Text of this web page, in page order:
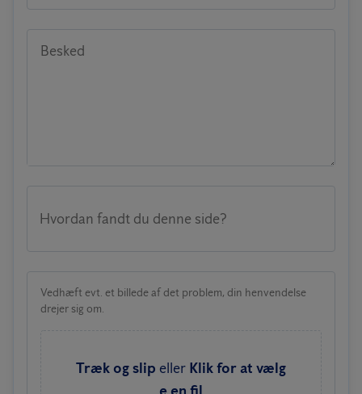
Besked
Hvordan fandt du denne side?
Vedhæft evt. et billede af det problem, din henvendelse
drejer sig om.
Træk og slip eller Klik for at vælg